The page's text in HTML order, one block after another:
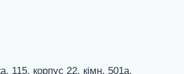
115, корпус 22, кiмн. 501а,